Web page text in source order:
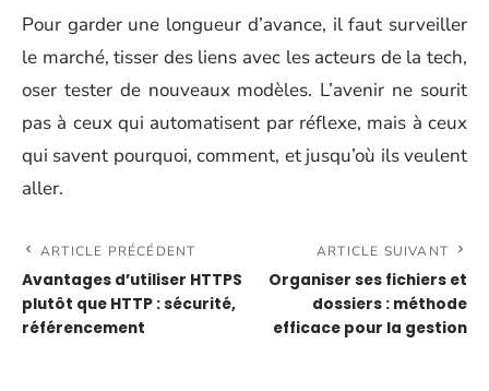
Pour garder une longueur d’avance, il faut surveiller
le marché, tisser des liens avec les acteurs de la tech,
oser tester de nouveaux modèles. L’avenir ne sourit
pas à ceux qui automatisent par réflexe, mais à ceux
qui savent pourquoi, comment, et jusqu’où ils veulent
aller.
ARTICLE PRÉCÉDENT
Avantages d’utiliser HTTPS
plutôt que HTTP : sécurité,
référencement
ARTICLE SUIVANT
Organiser ses fichiers et
dossiers : méthode
efficace pour la gestion